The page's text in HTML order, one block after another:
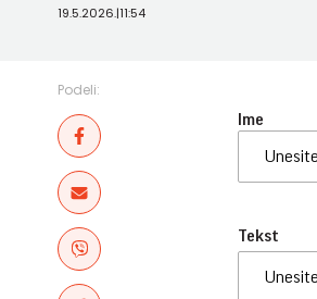
19.5.2026.|11:54
Podeli:
Ime
Tekst